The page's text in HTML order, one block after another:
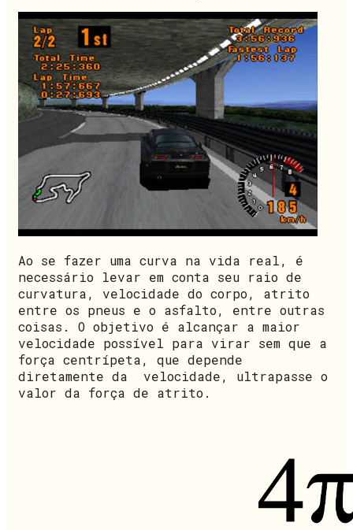
Ao se fazer uma curva na vida real, é
necessário levar em conta seu raio de
curvatura, velocidade do corpo, atrito
entre os pneus e o asfalto, entre outras
coisas. O objetivo é alcançar a maior
velocidade possível para virar sem que a
força centrípeta, que depende
diretamente da velocidade, ultrapasse o
valor da força de atrito.